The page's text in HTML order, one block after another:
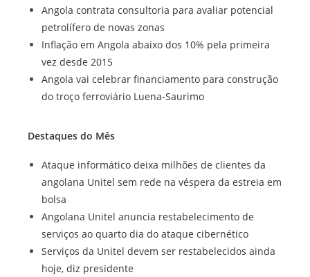
Angola contrata consultoria para avaliar potencial
petrolífero de novas zonas
Inflação em Angola abaixo dos 10% pela primeira
vez desde 2015
Angola vai celebrar financiamento para construção
do troço ferroviário Luena-Saurimo
Destaques do Mês
Ataque informático deixa milhões de clientes da
angolana Unitel sem rede na véspera da estreia em
bolsa
Angolana Unitel anuncia restabelecimento de
serviços ao quarto dia do ataque cibernético
Serviços da Unitel devem ser restabelecidos ainda
hoje, diz presidente